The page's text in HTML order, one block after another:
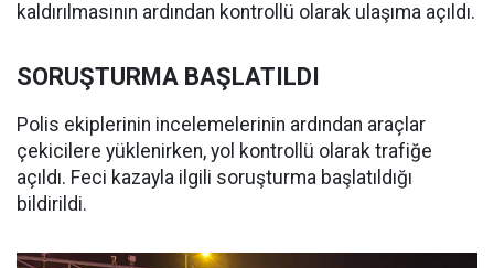
kaldırılmasının ardından kontrollü olarak ulaşıma açıldı.
SORUŞTURMA BAŞLATILDI
Polis ekiplerinin incelemelerinin ardından araçlar
çekicilere yüklenirken, yol kontrollü olarak trafiğe
açıldı. Feci kazayla ilgili soruşturma başlatıldığı
bildirildi.